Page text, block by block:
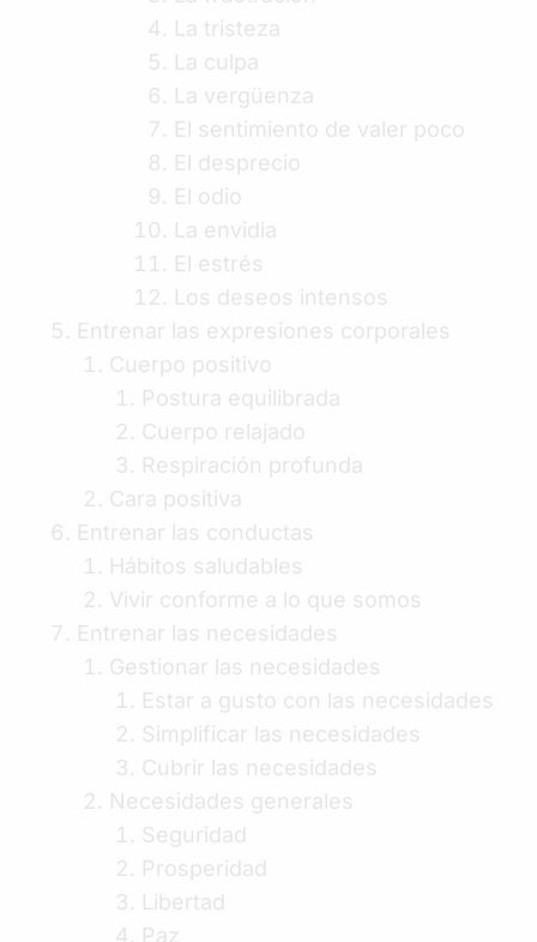
La tristeza
La culpa
La vergüenza
El sentimiento de valer poco
El desprecio
El odio
La envidia
El estrés
Los deseos intensos
Entrenar las expresiones corporales
Cuerpo positivo
Postura equilibrada
Cuerpo relajado
Respiración profunda
Cara positiva
Entrenar las conductas
Hábitos saludables
Vivir conforme a lo que somos
Entrenar las necesidades
Gestionar las necesidades
Estar a gusto con las necesidades
Simplificar las necesidades
Cubrir las necesidades
Necesidades generales
Seguridad
Prosperidad
Libertad
Paz